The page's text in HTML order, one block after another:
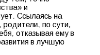
и
Ссылаясь на
родители, по сути,
отказывая ему в
в лучшую